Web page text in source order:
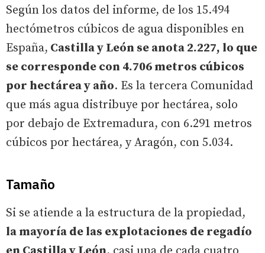
Según los datos del informe, de los 15.494
hectómetros cúbicos de agua disponibles en
España, Castilla y León se anota 2.227, lo que
se corresponde con 4.706 metros cúbicos
por hectárea y año. Es la tercera Comunidad
que más agua distribuye por hectárea, solo
por debajo de Extremadura, con 6.291 metros
cúbicos por hectárea, y Aragón, con 5.034.
Tamaño
Si se atiende a la estructura de la propiedad,
la mayoría de las explotaciones de regadío